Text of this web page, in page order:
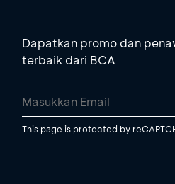
Dapatkan promo dan
terbaik dari BCA
This page is protected by